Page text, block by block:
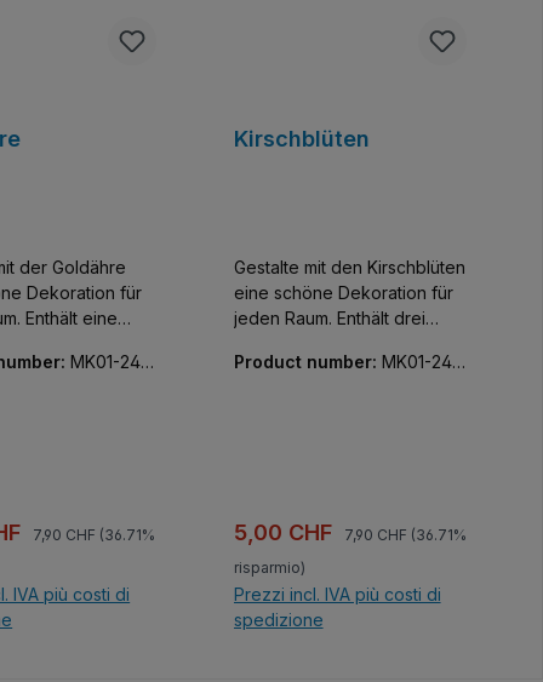
der Goldähre
Dekoration für
Enthält eine
und Blättern.
MK01-240
vendita:
Prezzo normale:
7,90 CHF (36.71%
IVA più costi di
Kirschblüten
Gestalte mit den Kirschblüten
eine schöne Dekoration für
jeden Raum. Enthält drei
verstellbaren braunem Stiel.
Product number: MK01-240
Prezzo di vendita:
5,00 CHF Prezzo normale:
7,90 CHF (36.71%
risparmio)
Prezzi incl. IVA più costi di
spedizione